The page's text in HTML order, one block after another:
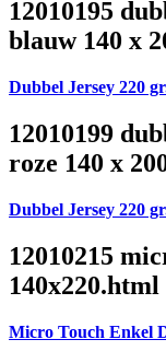
12010195
blauw 140 x
Dubbel Jersey 220
12010199
roze 140 x
Dubbel Jersey 220
12010215
140x220.html
Micro Touch Enkel